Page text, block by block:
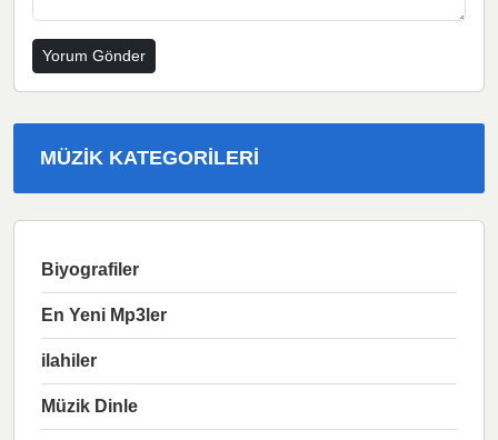
MÜZIK KATEGORILERI
Biyografiler
En Yeni Mp3ler
ilahiler
Müzik Dinle